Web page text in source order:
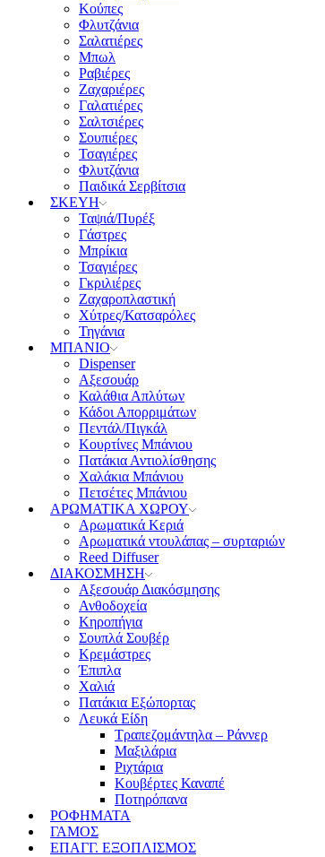
Κούπες
Φλυτζάνια
Σαλατιέρες
Μπωλ
Ραβιέρες
Ζαχαριέρες
Γαλατιέρες
Σαλτσιέρες
Σουπιέρες
Τσαγιέρες
Φλυτζάνια
Παιδικά Σερβίτσια
ΣΚΕΥΗ
Ταψιά/Πυρέξ
Γάστρες
Μπρίκια
Τσαγιέρες
Γκριλιέρες
Ζαχαροπλαστική
Χύτρες/Κατσαρόλες
Τηγάνια
ΜΠΑΝΙΟ
Dispenser
Αξεσουάρ
Καλάθια Απλύτων
Κάδοι Απορριμάτων
Πεντάλ/Πιγκάλ
Κουρτίνες Μπάνιου
Πατάκια Αντιολίσθησης
Χαλάκια Μπάνιου
Πετσέτες Μπάνιου
ΑΡΩΜΑΤΙΚΑ ΧΩΡΟΥ
Αρωματικά Κεριά
Αρωματικά ντουλάπας – συρταριών
Reed Diffuser
ΔΙΑΚΟΣΜΗΣΗ
Αξεσουάρ Διακόσμησης
Ανθοδοχεία
Κηροπήγια
Σουπλά Σουβέρ
Κρεμάστρες
Έπιπλα
Χαλιά
Πατάκια Εξώπορτας
Λευκά Είδη
Τραπεζομάντηλα – Ράννερ
Μαξιλάρια
Ριχτάρια
Κουβέρτες Καναπέ
Ποτηρόπανα
ΡΟΦΗΜΑΤΑ
ΓΑΜΟΣ
ΕΠΑΓΓ. ΕΞΟΠΛΙΣΜΟΣ